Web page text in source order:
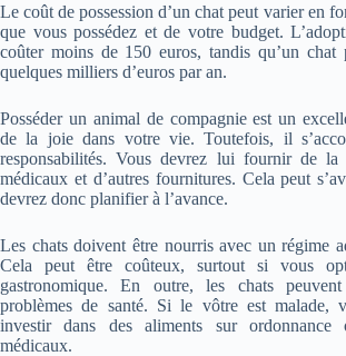
Le coût de possession d’un chat peut varier en
que vous possédez et de votre budget.
coûter moins de 150 euros, tandis qu’un chat
quelques milliers d’euros par an.
Posséder un animal de compagnie est un
de la joie dans votre vie. Toutefois, il
responsabilités. Vous devrez lui fournir de la
médicaux et d’autres fournitures. Cela peut
devrez donc planifier à l’avance.
Les chats doivent être nourris avec un régime
Cela peut être coûteux, surtout si vous
gastronomique. En outre, les chats
problèmes de santé. Si le vôtre est malade,
investir dans des aliments sur ordonnance
médicaux.